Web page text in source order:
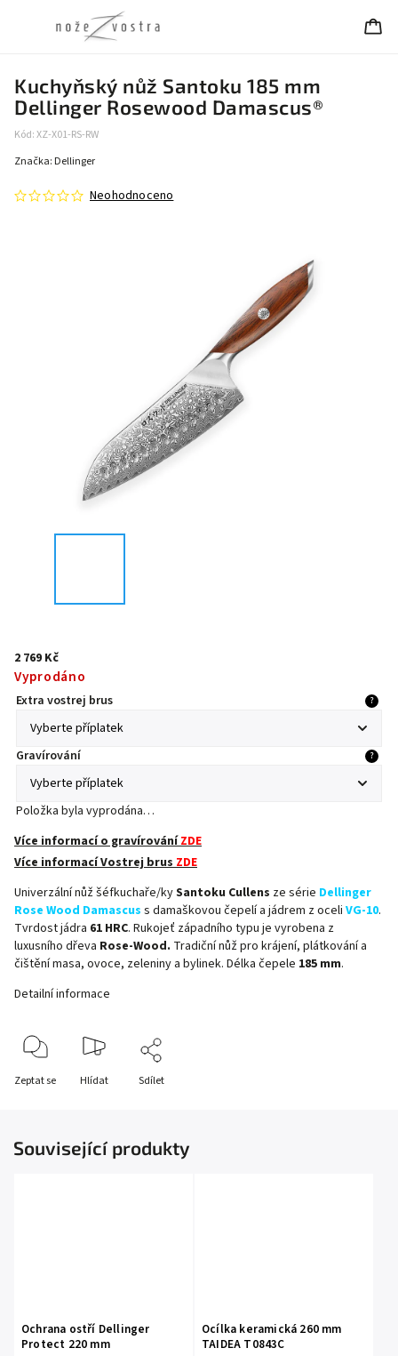
Kuchyňský nůž Santoku 185 mm
Dellinger Rosewood Damascus®
Kód:XZ-X01-RS-RW
Neohodnoceno
Značka: Dellinger
2 769 Kč
Vyprodáno
Extra vostrej brus ?
Gravírování ?
Položka byla vyprodána…
Více informací o gravírováníZDE
Více informací Vostrej brusZDE
Univerzální nůž šéfkuchaře/kySantoku Cullens ze série Dellinger
Rose Wood Damascus s damaškovou čepelí a jádrem z oceli VG-10.
Tvrdost jádra 61 HRC. Rukojeť západního typu je vyrobena z
luxusního dřeva Rose-Wood. Tradiční nůž pro krájení, plátkování a
čištění masa, ovoce, zeleniny a bylinek. Délka čepele 185 mm.
Detailní informace
Zeptat se Hlídat Sdílet
Související produkty
Ochrana ostří Dellinger
Protect 220 mm
Ocílka keramická 260 mm
TAIDEA T0843C